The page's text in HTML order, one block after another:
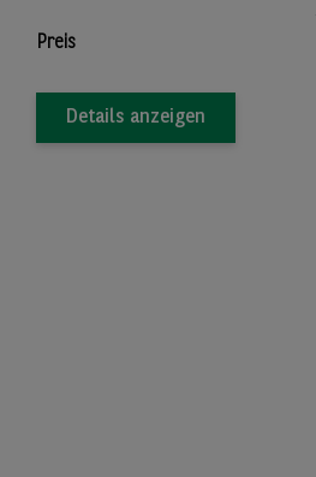
Preis
Details anzeigen